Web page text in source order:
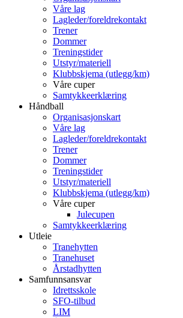
Våre lag
Lagleder/foreldrekontakt
Trener
Dommer
Treningstider
Utstyr/materiell
Klubbskjema (utlegg/km)
Våre cuper
Samtykkeerklæring
Håndball
Organisasjonskart
Våre lag
Lagleder/foreldrekontakt
Trener
Dommer
Treningstider
Utstyr/materiell
Klubbskjema (utlegg/km)
Våre cuper
Julecupen
Samtykkeerklæring
Utleie
Tranehytten
Tranehuset
Årstadhytten
Samfunnsansvar
Idrettsskole
SFO-tilbud
LIM